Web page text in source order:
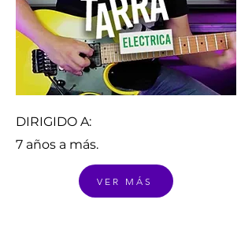
DIRIGIDO A:
7 años a más.
VER MÁS